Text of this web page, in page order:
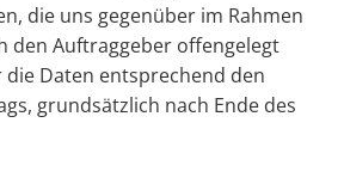
die uns gegenüber im Rahmen
den Auftraggeber offengelegt
Daten entsprechend den
grundsätzlich nach Ende des